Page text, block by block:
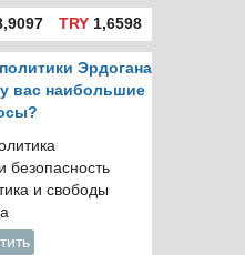
TRY1,6598
Эрдогана
вас наибольшие
безопасность
и свободы